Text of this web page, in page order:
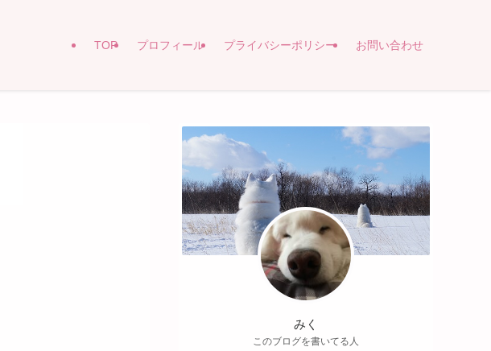
TOP プロフィール プライバシーポリシー お問い合わせ
みく
このブログを書いてる人